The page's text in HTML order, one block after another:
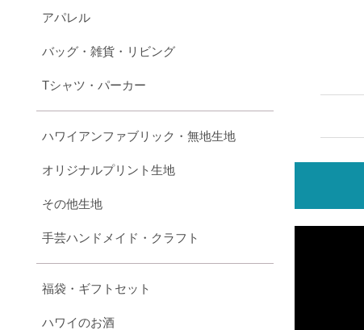
アパレル
バッグ・雑貨・リビング
Tシャツ・パーカー
ハワイアンファブリック・無地生地
オリジナルプリント生地
その他生地
手芸ハンドメイド・クラフト
福袋・ギフトセット
ハワイのお酒